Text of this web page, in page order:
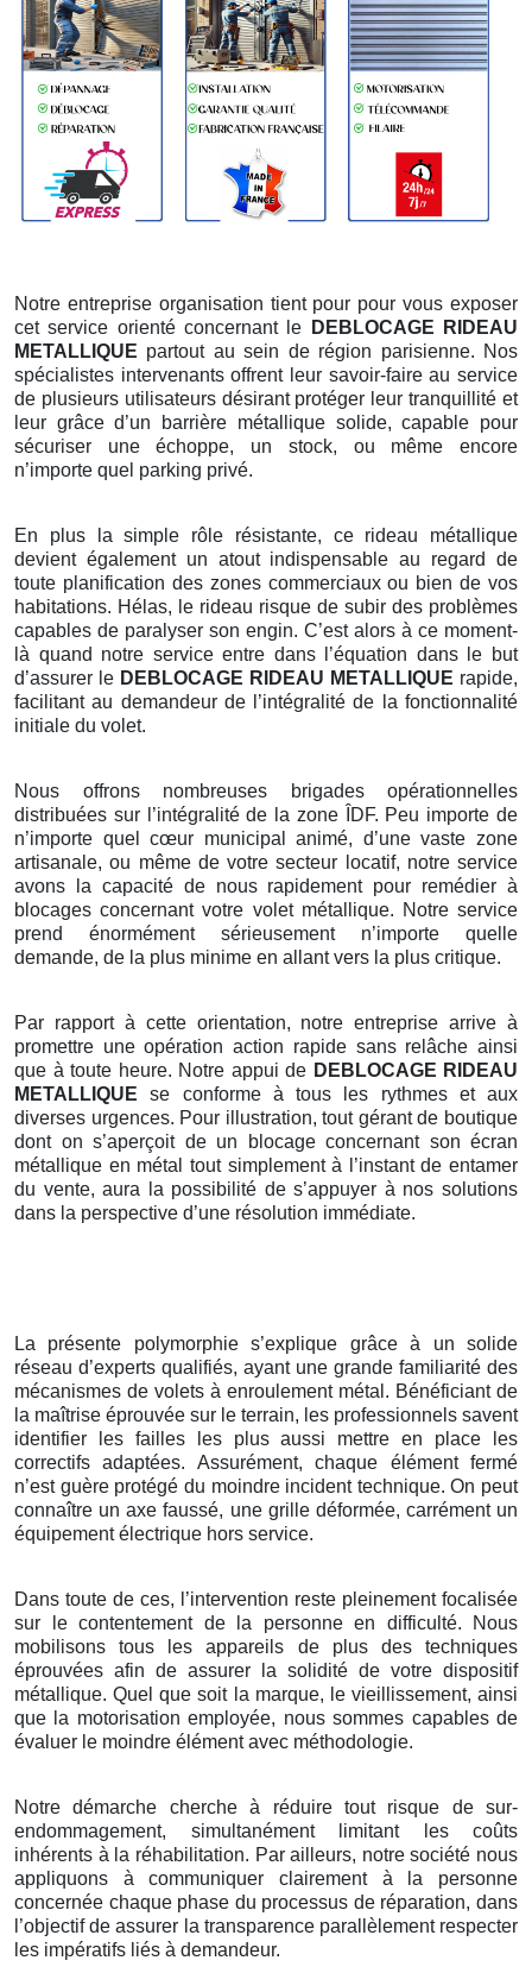
Notre entreprise organisation tient pour pour vous exposer
cet service orienté concernant le
DEBLOCAGE RIDEAU
METALLIQUE partout au sein de région parisienne. Nos
spécialistes intervenants offrent leur savoir-faire au service
de plusieurs utilisateurs désirant protéger leur tranquillité et
leur grâce d’un barrière métallique solide, capable pour
sécuriser une échoppe, un stock, ou même encore
n’importe quel parking privé.
En plus la simple rôle résistante, ce rideau métallique
devient également un atout indispensable au regard de
toute planification des zones commerciaux ou bien de vos
habitations. Hélas, le rideau risque de subir des problèmes
capables de paralyser son engin. C’est alors à ce moment-
là quand notre service entre dans l’équation dans le but
d’assurer le DEBLOCAGE RIDEAU METALLIQUE rapide,
facilitant au demandeur de l’intégralité de la fonctionnalité
initiale du volet.
Nous offrons nombreuses brigades opérationnelles
distribuées sur l’intégralité de la zone ÎDF. Peu importe de
n’importe quel cœur municipal animé, d’une vaste zone
artisanale, ou même de votre secteur locatif, notre service
avons la capacité de nous rapidement pour remédier à
blocages concernant votre volet métallique. Notre service
prend énormément sérieusement n’importe quelle
demande, de la plus minime en allant vers la plus critique.
Par rapport à cette orientation, notre entreprise arrive à
promettre une opération action rapide sans relâche ainsi
que à toute heure. Notre appui de DEBLOCAGE RIDEAU
METALLIQUE se conforme à tous les rythmes et aux
diverses urgences. Pour illustration, tout gérant de boutique
dont on s’aperçoit de un blocage concernant son écran
métallique en métal tout simplement à l’instant de entamer
du vente, aura la possibilité de s’appuyer à nos solutions
dans la perspective d’une résolution immédiate.
La présente polymorphie s’explique grâce à un solide
réseau d’experts qualifiés, ayant une grande familiarité des
mécanismes de volets à enroulement métal. Bénéficiant de
la maîtrise éprouvée sur le terrain, les professionnels savent
identifier les failles les plus aussi mettre en place les
correctifs adaptées. Assurément, chaque élément fermé
n’est guère protégé du moindre incident technique. On peut
connaître un axe faussé, une grille déformée, carrément un
équipement électrique hors service.
Dans toute de ces, l’intervention reste pleinement focalisée
sur le contentement de la personne en difficulté. Nous
mobilisons tous les appareils de plus des techniques
éprouvées afin de assurer la solidité de votre dispositif
métallique. Quel que soit la marque, le vieillissement, ainsi
que la motorisation employée, nous sommes capables de
évaluer le moindre élément avec méthodologie.
Notre démarche cherche à réduire tout risque de sur-
endommagement, simultanément limitant les coûts
inhérents à la réhabilitation. Par ailleurs, notre société nous
appliquons à communiquer clairement à la personne
concernée chaque phase du processus de réparation, dans
l’objectif de assurer la transparence parallèlement respecter
les impératifs liés à demandeur.